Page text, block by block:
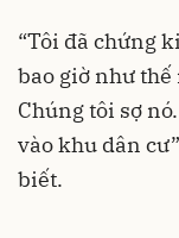
“Tôi đã chứng
bao giờ như
Chúng tôi sợ
vào khu dân
biết.